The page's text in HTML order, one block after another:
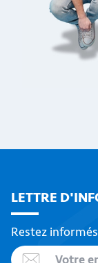
LETTRE
Restez